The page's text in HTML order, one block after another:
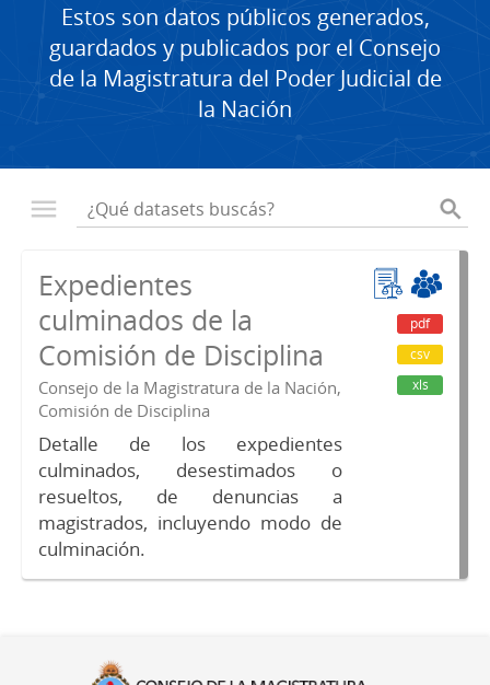
Estos son datos públicos generados,
guardados y publicados por el Consejo
de la Magistratura del Poder Judicial de
la Nación
Expedientes
culminados de la
Comisión de Disciplina
Consejo de la Magistratura de la Nación,
Comisión de Disciplina
Detalle de los expedientes
culminados, desestimados o
resueltos, de denuncias a
magistrados, incluyendo modo de
culminación.
pdf
csv
xls